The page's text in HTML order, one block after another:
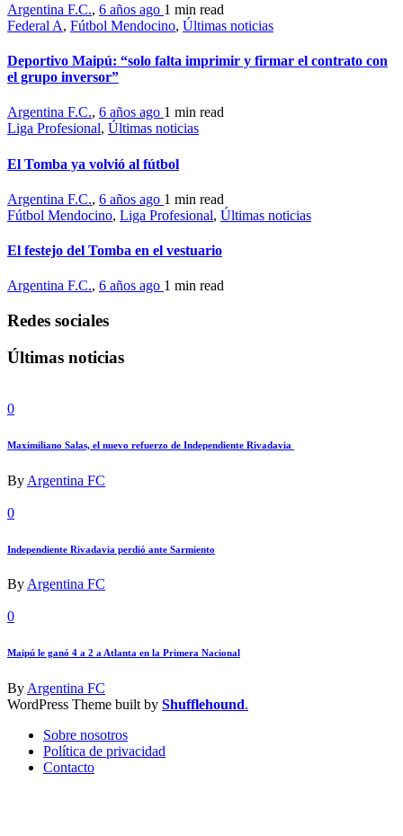
Argentina F.C., 6 años ago 1 min read
Federal A, Fútbol Mendocino, Últimas noticias
Deportivo Maipú: “solo falta imprimir y firmar el contrato con
el grupo inversor”
Argentina F.C., 6 años ago 1 min read
Liga Profesional, Últimas noticias
El Tomba ya volvió al fútbol
Argentina F.C., 6 años ago 1 min read
Fútbol Mendocino, Liga Profesional, Últimas noticias
El festejo del Tomba en el vestuario
Argentina F.C., 6 años ago 1 min read
Redes sociales
Últimas noticias
0
Maximiliano Salas, el nuevo refuerzo de Independiente Rivadavia
By Argentina FC
0
Independiente Rivadavia perdió ante Sarmiento
ByArgentina FC
0
Maipú le ganó 4 a 2 a Atlanta en la Primera Nacional
ByArgentina FC
WordPress Theme built by Shufflehound.
Sobre nosotros
Política de privacidad
Contacto